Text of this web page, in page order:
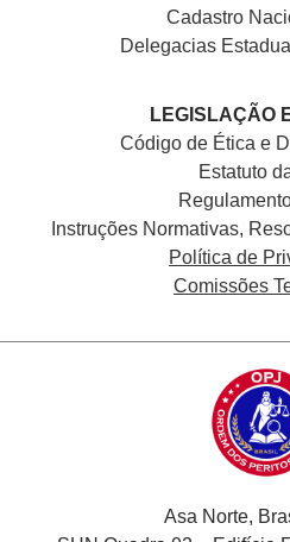
Cadastro
Delegacias
LEGISLAÇÃO
Código de Ética e
Estatuto
Instruções Normativas,
Política de
Comissões
Asa Norte,